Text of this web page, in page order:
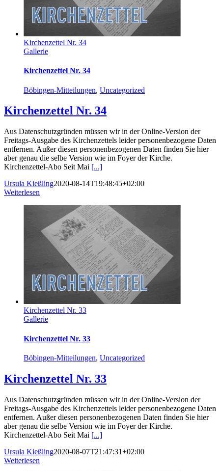
Kirchenzettel Nr. 34
Gallerie
Kirchenzettel Nr. 34
Böbingen-Mitteilungen, Uncategorized
Kirchenzettel Nr. 34
Aus Datenschutzgründen müssen wir in der Online-Version der
Freitags-Ausgabe des Kirchenzettels leider personenbezogene Daten
entfernen. Außer diesen personenbezogenen Daten finden Sie hier
aber genau die selbe Version wie im Foyer der Kirche.
Kirchenzettel-Abo Seit Mai [...]
Ursula Kießling2020-08-14T19:48:45+02:00
Weiterlesen
Kirchenzettel Nr. 33
Gallerie
Kirchenzettel Nr. 33
Böbingen-Mitteilungen, Uncategorized
Kirchenzettel Nr. 33
Aus Datenschutzgründen müssen wir in der Online-Version der
Freitags-Ausgabe des Kirchenzettels leider personenbezogene Daten
entfernen. Außer diesen personenbezogenen Daten finden Sie hier
aber genau die selbe Version wie im Foyer der Kirche.
Kirchenzettel-Abo Seit Mai [...]
Ursula Kießling2020-08-07T21:47:31+02:00
Weiterlesen